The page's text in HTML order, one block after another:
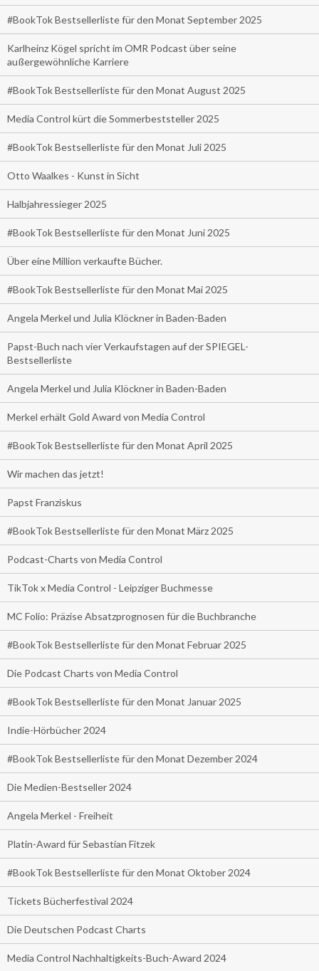
#BookTok Bestsellerliste für den Monat September 2025
Karlheinz Kögel spricht im OMR Podcast über seine
außergewöhnliche Karriere
#BookTok Bestsellerliste für den Monat August 2025
Media Control kürt die Sommerbeststeller 2025
#BookTok Bestsellerliste für den Monat Juli 2025
Otto Waalkes - Kunst in Sicht
Halbjahressieger 2025
#BookTok Bestsellerliste für den Monat Juni 2025
Über eine Million verkaufte Bücher.
#BookTok Bestsellerliste für den Monat Mai 2025
Angela Merkel und Julia Klöckner in Baden-Baden
Papst-Buch nach vier Verkaufstagen auf der SPIEGEL-
Bestsellerliste
Angela Merkel und Julia Klöckner in Baden-Baden
Merkel erhält Gold Award von Media Control
#BookTok Bestsellerliste für den Monat April 2025
Wir machen das jetzt!
Papst Franziskus
#BookTok Bestsellerliste für den Monat März 2025
Podcast-Charts von Media Control
TikTok x Media Control - Leipziger Buchmesse
MC Folio: Präzise Absatzprognosen für die Buchbranche
#BookTok Bestsellerliste für den Monat Februar 2025
Die Podcast Charts von Media Control
#BookTok Bestsellerliste für den Monat Januar 2025
Indie-Hörbücher 2024
#BookTok Bestsellerliste für den Monat Dezember 2024
Die Medien-Bestseller 2024
Angela Merkel - Freiheit
Platin-Award für Sebastian Fitzek
#BookTok Bestsellerliste für den Monat Oktober 2024
Tickets Bücherfestival 2024
Die Deutschen Podcast Charts
Media Control Nachhaltigkeits-Buch-Award 2024